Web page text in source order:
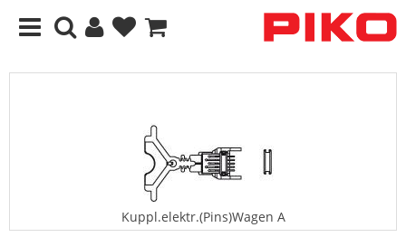
Kuppl.elektr.(Pins)Wagen A